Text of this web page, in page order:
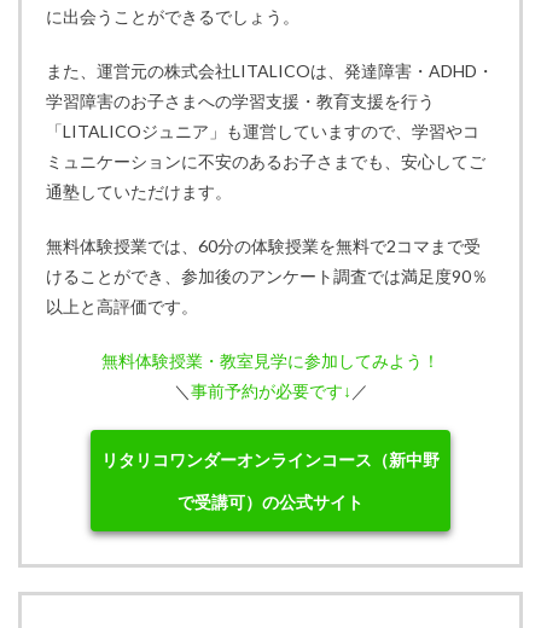
に出会うことができるでしょう。
また、運営元の株式会社LITALICOは、発達障害・ADHD・
学習障害のお子さまへの学習支援・教育支援を行う
「LITALICOジュニア」も運営していますので、学習やコ
ミュニケーションに不安のあるお子さまでも、安心してご
通塾していただけます。
無料体験授業では、60分の体験授業を無料で2コマまで受
けることができ、参加後のアンケート調査では満足度90％
以上と高評価です。
無料体験授業・教室見学に参加してみよう！
＼ 事前予約が必要です↓ ／
リタリコワンダーオンラインコース（新中野
で受講可）の公式サイト